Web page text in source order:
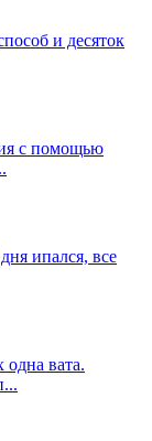
и десяток
с помощью
ипался, все
вата.